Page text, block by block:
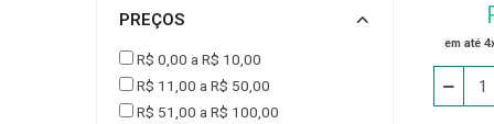
JOGO DE CALÇO PADRÃO
MESA
em até
Afiador
Alargador
Alicate
PREÇOS
R$ 0,00 a R$ 10,00
R$ 11,00 a R$ 50,00
R$ 51,00 a R$ 100,00